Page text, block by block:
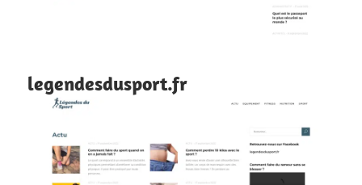
legendesdusport.fr